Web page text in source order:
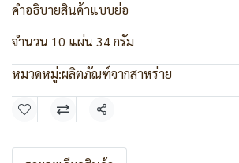
คำอธิบายสินค้าแบบย่อ
จำนวน 10 แผ่น 34 กรัม
หมวดหมู่:ผลิตภัณฑ์จากสาหร่าย
แชร์